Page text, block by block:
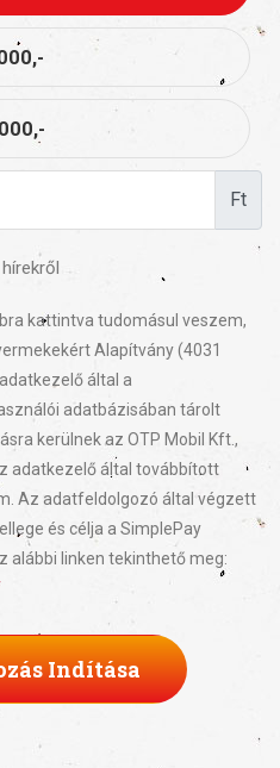
Ft
kattintva tudomásul veszem,
Alapítvány (4031
által a
adatbázisában tárolt
kerülnek az OTP Mobil Kft.,
adatkezelő által továbbított
Az adatfeldolgozó által végzett
és célja a SimplePay
alábbi linken tekinthető meg:
Indítása